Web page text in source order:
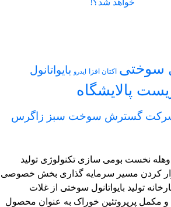
سوختی اکتان افزا ایدرو بایواتانول
پالایشگاه
گسترش سوخت سبز زاگرس
نخست بومی سازی تکنولوژی تولید
هموار کردن مسیر سرمایه گذاری بخش خصوصی
تولید بایواتانول سوختی از غلات
مکمل پرپروتئین خوراک به عنوان محصول